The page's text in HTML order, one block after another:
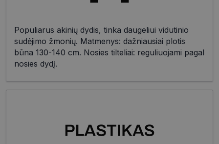
Populiarus akinių dydis, tinka daugeliui vidutinio
sudėjimo žmonių. Matmenys: dažniausiai plotis
būna 130-140 cm. Nosies tilteliai: reguliuojami pagal
nosies dydį.